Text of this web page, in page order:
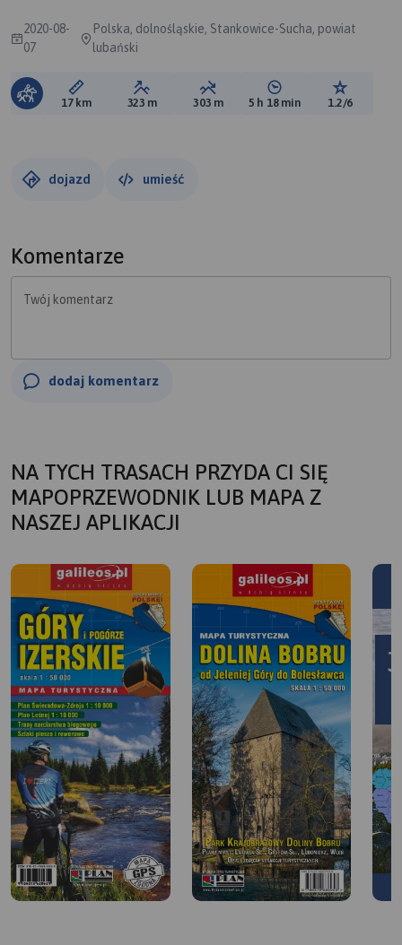
2020-08-
07
Polska, dolnośląskie, Stankowice-Sucha, powiat
lubański
Długość trasy:
17 km Suma przewyższeń:
323 m Suma spadków:
303 m Średni czas potrzebny
5 h 18 min Ocena
1.2/6
dojazd umieść
Komentarze
Twój komentarz
dodaj komentarz
NA TYCH TRASACH PRZYDA CI SIĘ
MAPOPRZEWODNIK LUB MAPA Z
NASZEJ APLIKACJI